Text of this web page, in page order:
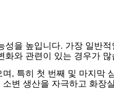
을 높입니다. 가장 일반
화와 관련이 있는 경우가 많
, 특히 첫 번째 및 마지막
변 생산을 자극하고 화장